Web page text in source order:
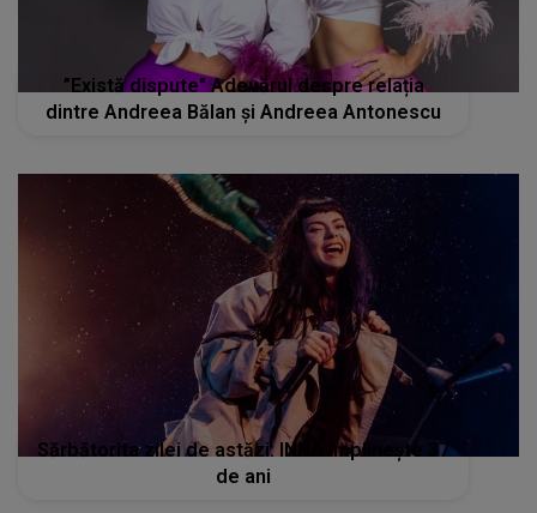
”Există dispute" Adevărul despre relația
dintre Andreea Bălan și Andreea Antonescu
Sărbătorita zilei de astăzi: INNA împlinește 37
de ani